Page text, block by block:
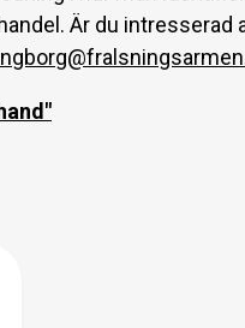
Är du intresserad